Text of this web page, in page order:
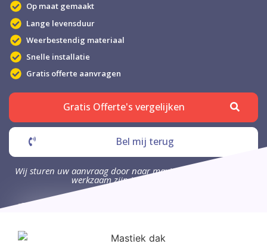
Op maat gemaakt
Lange levensduur
Weerbestendig materiaal
Snelle installatie
Gratis offerte aanvragen
Gratis Offerte's vergelijken
Bel mij terug
Wij sturen uw aanvraag door naar maximaal 4 bedrijven die
werkzaam zijn in uw omgeving.